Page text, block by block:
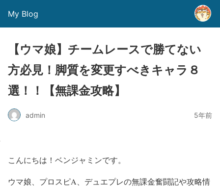
My Blog
【ウマ娘】チームレースで勝てない
方必見！脚質を変更すべきキャラ８
選！！【無課金攻略】
admin 5年前
こんにちは！ベンジャミンです。
ウマ娘、プロスピA、デュエプレの無課金奮闘記や攻略情